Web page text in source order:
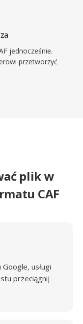
jednocześnie.
przetworzyć
plik w
CAF
usługi
przeciągnij